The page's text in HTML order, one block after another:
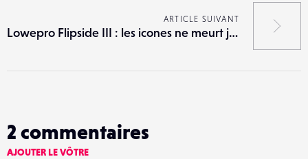
ARTICLE SUIVANT
Lowepro Flipside III : les icones ne meurt jamais
2 commentaires
AJOUTER LE VÔTRE